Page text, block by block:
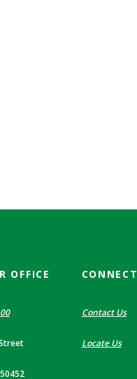
OFFICE CONNECT
Contact Us
Locate Us